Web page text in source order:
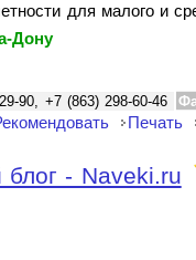
для малого и
Дону
90, +7 (863) 298-60-46
Печать
блог - Naveki.ru